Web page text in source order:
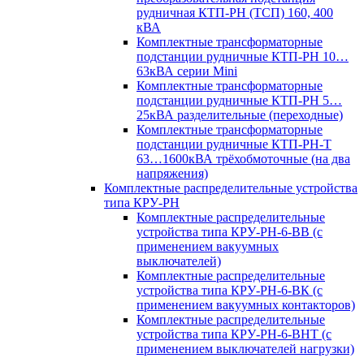
рудничная КТП-РН (ТСП) 160, 400
кВА
Комплектные трансформаторные
подстанции рудничные КТП-РН 10…
63кВА серии Mini
Комплектные трансформаторные
подстанции рудничные КТП-РН 5…
25кВА разделительные (переходные)
Комплектные трансформаторные
подстанции рудничные КТП-РН-Т
63…1600кВА трёхобмоточные (на два
напряжения)
Комплектные распределительные устройства
типа КРУ-РН
Комплектные распределительные
устройства типа КРУ-РН-6-ВВ (с
применением вакуумных
выключателей)
Комплектные распределительные
устройства типа КРУ-РН-6-ВК (с
применением вакуумных контакторов)
Комплектные распределительные
устройства типа КРУ-РН-6-ВНТ (с
применением выключателей нагрузки)